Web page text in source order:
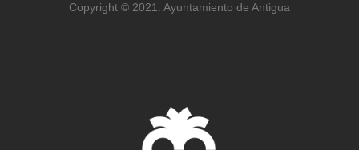
Copyright © 2021. Ayuntamiento de Antigua